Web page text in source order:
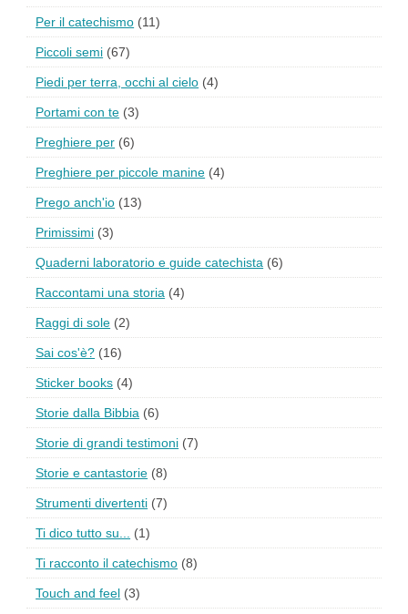
Per il catechismo (11)
Piccoli semi (67)
Piedi per terra, occhi al cielo (4)
Portami con te (3)
Preghiere per (6)
Preghiere per piccole manine (4)
Prego anch'io (13)
Primissimi (3)
Quaderni laboratorio e guide catechista (6)
Raccontami una storia (4)
Raggi di sole (2)
Sai cos'è? (16)
Sticker books (4)
Storie dalla Bibbia (6)
Storie di grandi testimoni (7)
Storie e cantastorie (8)
Strumenti divertenti (7)
Ti dico tutto su... (1)
Ti racconto il catechismo (8)
Touch and feel (3)